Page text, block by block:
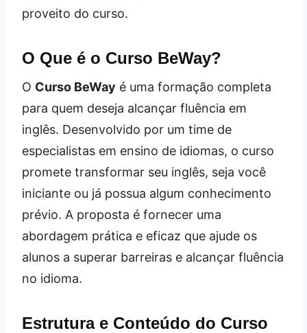
proveito do curso.
O Que é o Curso BeWay?
O Curso BeWay é uma formação completa
para quem deseja alcançar fluência em
inglês. Desenvolvido por um time de
especialistas em ensino de idiomas, o curso
promete transformar seu inglês, seja você
iniciante ou já possua algum conhecimento
prévio. A proposta é fornecer uma
abordagem prática e eficaz que ajude os
alunos a superar barreiras e alcançar fluência
no idioma.
Estrutura e Conteúdo do Curso